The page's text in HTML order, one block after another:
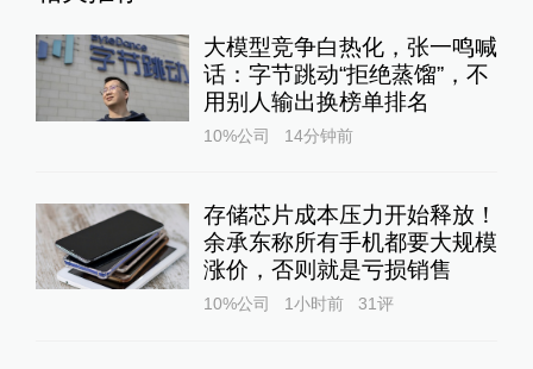
大模型竞争白热化，张一鸣喊
话：字节跳动“拒绝蒸馏”，不
用别人输出换榜单排名
10%公司 14分钟前
存储芯片成本压力开始释放！
余承东称所有手机都要大规模
涨价，否则就是亏损销售
10%公司 1小时前 31评